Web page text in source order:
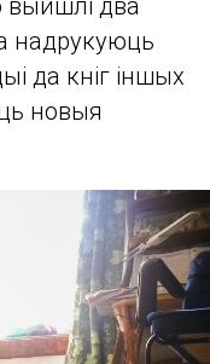
надрукуюць
да кніг іншых
новыя